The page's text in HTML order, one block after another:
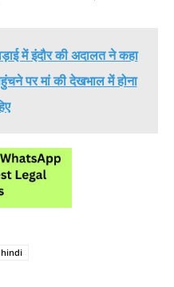
में इंदौर की अदालत ने कहा
पर मां की देखभाल में होना